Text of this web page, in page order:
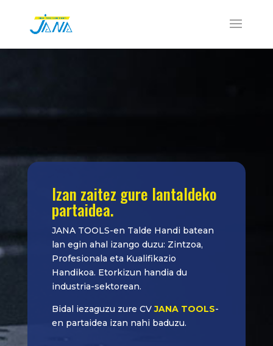
Izan zaitez gure lantaldeko
partaidea.
JANA TOOLS-en Talde Handi batean
lan egin ahal izango duzu: Zintzoa,
Profesionala eta Kualifikazio
Handikoa. Etorkizun handia du
industria-sektorean.
Bidal iezaguzu zure CVJANA TOOLS-
en partaidea izan nahi baduzu.